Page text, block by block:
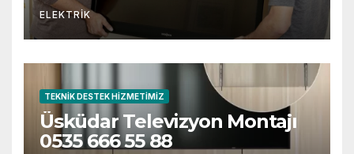
ELEKTRIK
TEKNIK DESTEK HIZMETIMIZ
Üsküdar Televizyon Montajı
0535 666 55 88